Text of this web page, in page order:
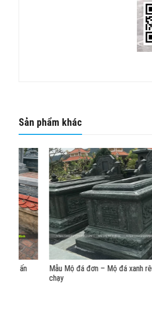
Sản phẩm khác
Mẫu Mộ đá đơn – Mộ đá xanh rêu tam